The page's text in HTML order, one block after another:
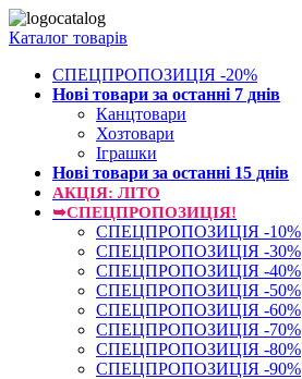
Каталог товарів
СПЕЦПРОПОЗИЦІЯ -20%
Нові товари за останнi 7 днiв
Канцтовари
Хозтовари
Іграшки
Нові товари за останнi 15 днiв
АКЦІЯ: ЛІТО
➥СПЕЦПРОПОЗИЦІЯ!
СПЕЦПРОПОЗИЦІЯ -10%
СПЕЦПРОПОЗИЦІЯ -30%
СПЕЦПРОПОЗИЦІЯ -40%
СПЕЦПРОПОЗИЦІЯ -50%
СПЕЦПРОПОЗИЦІЯ -60%
СПЕЦПРОПОЗИЦІЯ -70%
СПЕЦПРОПОЗИЦІЯ -80%
СПЕЦПРОПОЗИЦІЯ -90%